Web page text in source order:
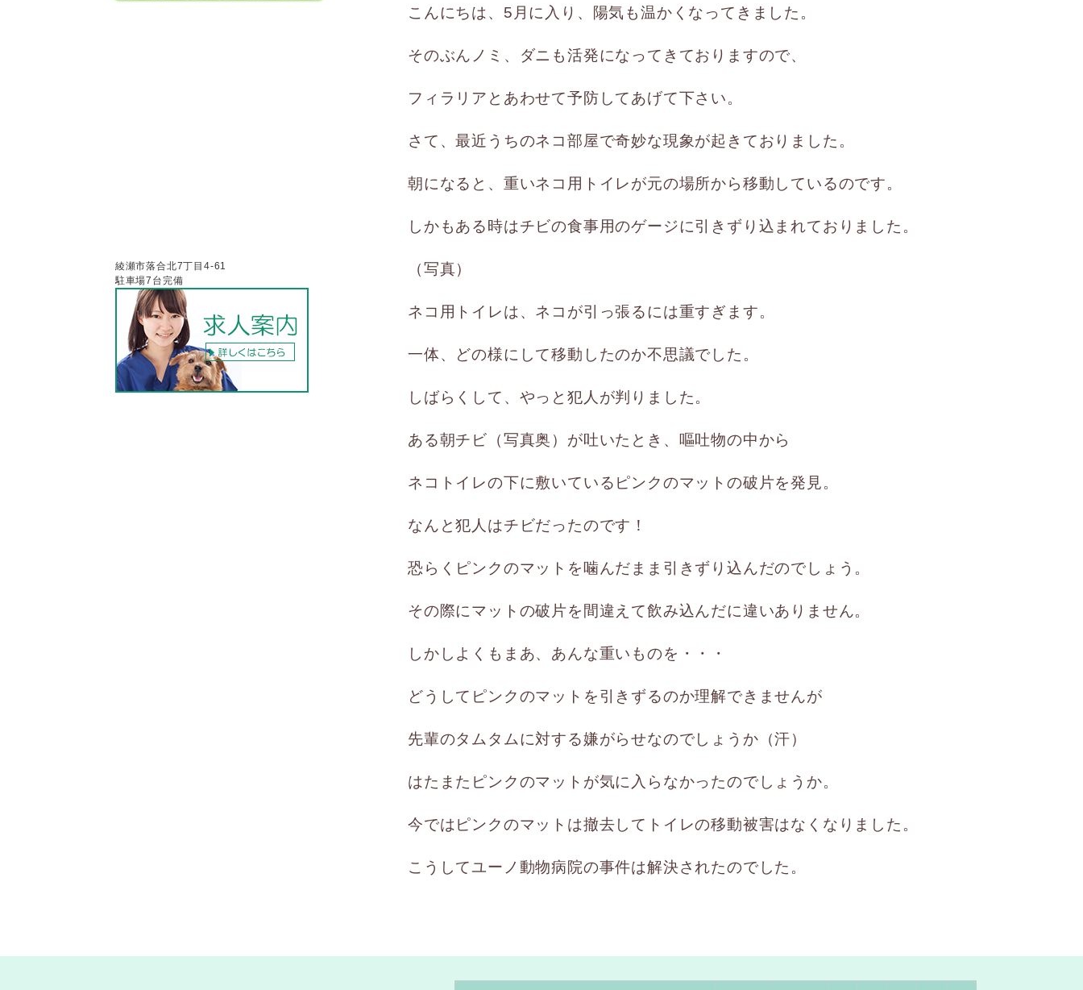
こんにちは、5月に入り、陽気も温かくなってきました。
そのぶんノミ、ダニも活発になってきておりますので、
フィラリアとあわせて予防してあげて下さい。
さて、最近うちのネコ部屋で奇妙な現象が起きておりました。
朝になると、重いネコ用トイレが元の場所から移動しているのです。
しかもある時はチビの食事用のゲージに引きずり込まれておりました。
（写真）
ネコ用トイレは、ネコが引っ張るには重すぎます。
一体、どの様にして移動したのか不思議でした。
しばらくして、やっと犯人が判りました。
ある朝チビ（写真奥）が吐いたとき、嘔吐物の中から
ネコトイレの下に敷いているピンクのマットの破片を発見。
なんと犯人はチビだったのです！
恐らくピンクのマットを噛んだまま引きずり込んだのでしょう。
その際にマットの破片を間違えて飲み込んだに違いありません。
しかしよくもまあ、あんな重いものを・・・
どうしてピンクのマットを引きずるのか理解できませんが
先輩のタムタムに対する嫌がらせなのでしょうか（汗）
はたまたピンクのマットが気に入らなかったのでしょうか。
今ではピンクのマットは撤去してトイレの移動被害はなくなりました。
こうしてユーノ動物病院の事件は解決されたのでした。
綾瀬市落合北7丁目4-61
駐車場7台完備